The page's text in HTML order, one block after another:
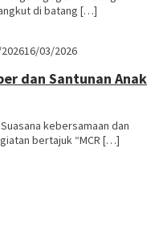
di batang […]
16/03/2026
dan Santunan Anak
Suasana kebersamaan dan
bertajuk “MCR […]